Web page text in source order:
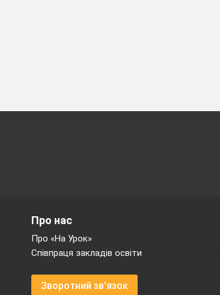
Про нас
Про «На Урок»
Співпраця закладів освіти
Зворотний зв'язок